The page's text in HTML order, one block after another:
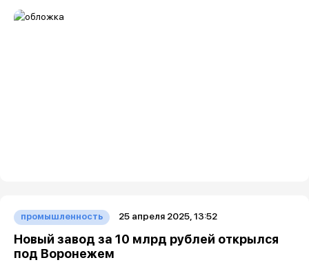
промышленность 25 апреля 2025, 13:52
Новый завод за 10 млрд рублей открылся
под Воронежем